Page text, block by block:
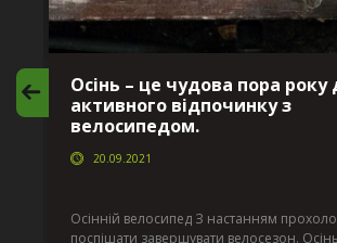
Осінь – це чудова пора року
активного відпочинку з
велосипедом.
20.09.2021
Осінній велосипед З настанням
поспішати завершувати велосезон.